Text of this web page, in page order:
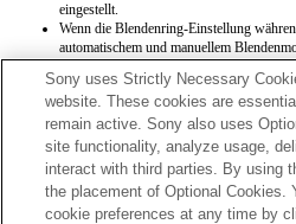
eingestellt.
Wenn die Blendenring-Einstellung
automatischem und manuellem
Wenn Sie am Blendenring drehen, wird
Stromsparmodus nicht verlängert.
Wenn der Blendenring auf manuellen
Hintergrundschärfensteuerung der
Bildschirmanzeige ist jedoch normal.
Sony uses Strictly Necessary
website. These cookies are
remain active. Sony also uses
site functionality, analyze usage,
interact with third parties. By using
the placement of Optional Cookies.
cookie preferences at any time by